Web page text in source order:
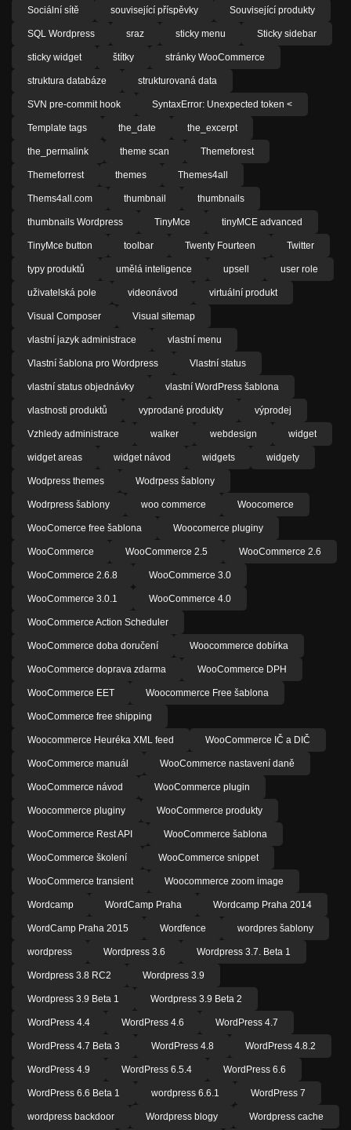
Sociální sítě související příspěvky Související produkty
SQL Wordpress sraz sticky menu Sticky sidebar
sticky widget štítky stránky WooCommerce
struktura databáze strukturovaná data
SVN pre-commit hook SyntaxError: Unexpected token <
Template tags the_date the_excerpt
the_permalink theme scan Themeforest
Themeforrest themes Themes4all
Thems4all.com thumbnail thumbnails
thumbnails Wordpress TinyMce tinyMCE advanced
TinyMce button toolbar Twenty Fourteen Twitter
typy produktů umělá inteligence upsell user role
uživatelská pole videonávod virtuální produkt
Visual Composer Visual sitemap
vlastní jazyk administrace vlastní menu
Vlastní šablona pro Wordpress Vlastní status
vlastní status objednávky vlastní WordPress šablona
vlastnosti produktů vyprodané produkty výprodej
Vzhledy administrace walker webdesign widget
widget areas widget návod widgets widgety
Wodpress themes Wodrpess šablony
Wodrpress šablony woo commerce Woocomerce
WooComerce free šablona Woocomerce pluginy
WooCommerce WooCommerce 2.5 WooCommerce 2.6
WooCommerce 2.6.8 WooCommerce 3.0
WooCommerce 3.0.1 WooCommerce 4.0
WooCommerce Action Scheduler
WooCommerce doba doručení Woocommerce dobírka
WooCommerce doprava zdarma WooCommerce DPH
WooCommerce EET Woocommerce Free šablona
WooCommerce free shipping
Woocommerce Heuréka XML feed WooCommerce IČ a DIČ
WooCommerce manuál WooCommerce nastavení daně
WooCommerce návod WooCommerce plugin
Woocommerce pluginy WooCommerce produkty
WooCommerce Rest API WooCommerce šablona
WooCommerce školení WooCommerce snippet
WooCommerce transient Woocommerce zoom image
Wordcamp WordCamp Praha Wordcamp Praha 2014
WordCamp Praha 2015 Wordfence wordpres šablony
wordpress Wordpress 3.6 Wordpress 3.7. Beta 1
Wordpress 3.8 RC2 Wordpress 3.9
Wordpress 3.9 Beta 1 Wordpress 3.9 Beta 2
WordPress 4.4 WordPress 4.6 WordPress 4.7
WordPress 4.7 Beta 3 WordPress 4.8 WordPress 4.8.2
WordPress 4.9 WordPress 6.5.4 WordPress 6.6
WordPress 6.6 Beta 1 wordpress 6.6.1 WordPress 7
wordpress backdoor Wordpress blogy Wordpress cache